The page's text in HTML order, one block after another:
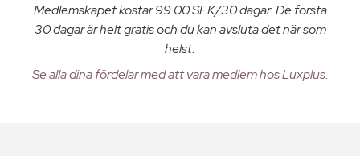
Medlemskapet kostar 99.00 SEK/30 dagar. De första
30 dagar är helt gratis och du kan avsluta det när som
helst.
Se alla dina fördelar med att vara medlem hos Luxplus.